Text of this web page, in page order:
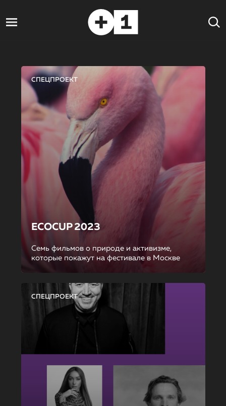
СПЕЦПРОЕКТ
ECOCUP 2023
Семь фильмов о природе и активизме,
которые покажут на фестивале в Москве
СПЕЦПРОЕКТ